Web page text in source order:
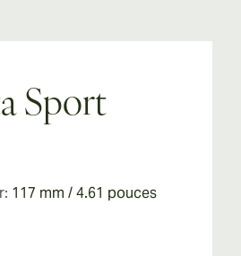
Sport
117 mm / 4.61 pouces